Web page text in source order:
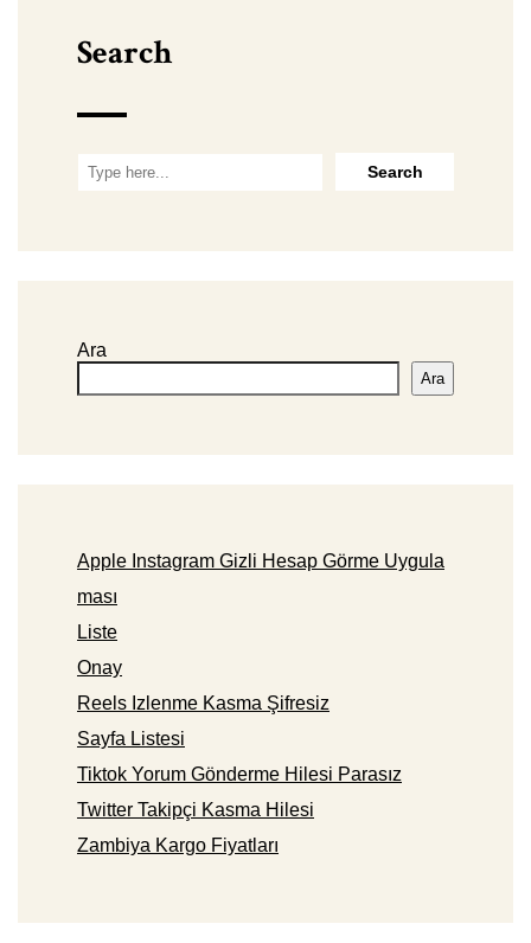
Search
Ara
Ara
Apple Instagram Gizli Hesap Görme Uygula
ması
Liste
Onay
Reels Izlenme Kasma Şifresiz
Sayfa Listesi
Tiktok Yorum Gönderme Hilesi Parasız
Twitter Takipçi Kasma Hilesi
Zambiya Kargo Fiyatları